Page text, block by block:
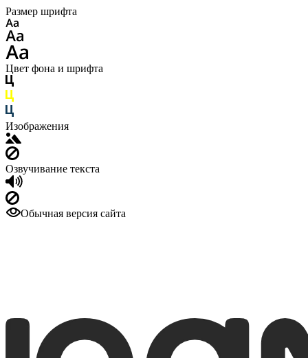
Размер шрифта
Цвет фона и шрифта
Изображения
Озвучивание текста
Обычная версия сайта